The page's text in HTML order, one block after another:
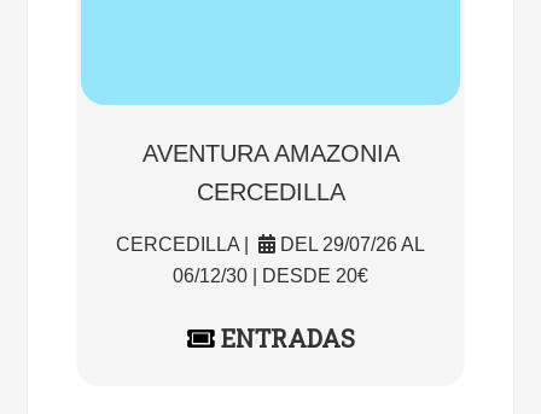
AVENTURA AMAZONIA
CERCEDILLA
CERCEDILLA |
DEL 29/07/26 AL
06/12/30 | DESDE 20€
ENTRADAS